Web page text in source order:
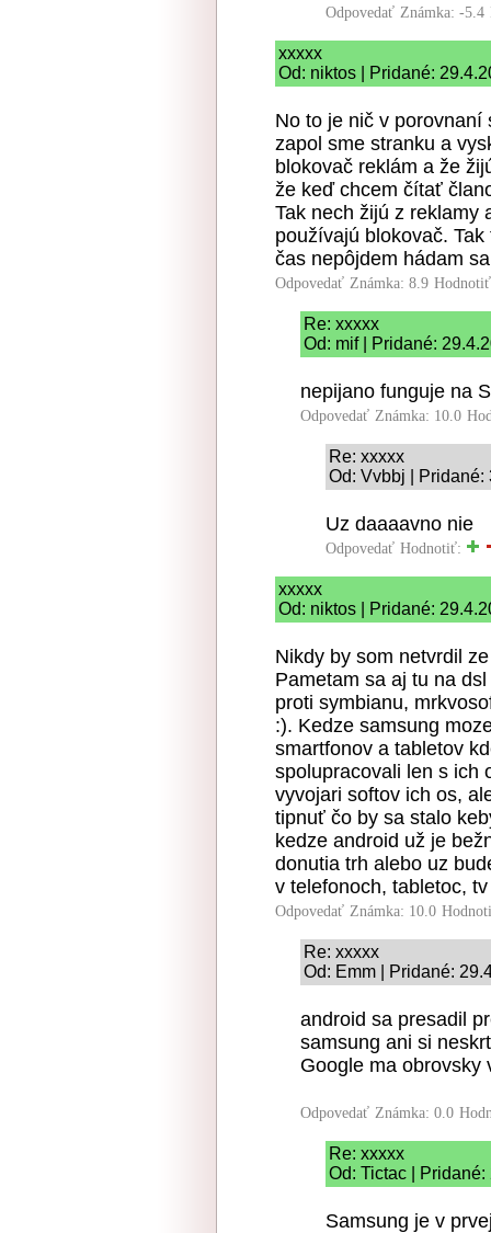
Odpovedať Známka: -5.4
xxxxx
Od: niktos | Pridané:
No to je nič v porovnaní
zapol sme stranku a
blokovač reklám a že
že keď chcem čítať
Tak nech žijú z reklamy
používajú blokovač.
čas nepôjdem hádam
Odpovedať Známka: 8.9
Re: xxxxx
Od: mif | Pridané:
nepijano funguje na
Odpovedať Známka: 10.0
Re: xxxxx
Od: Vvbbj | Pridané:
Uz daaaavno nie
Odpovedať Hodnotiť:
xxxxx
Od: niktos | Pridané:
Nikdy by som netvrdil
Pametam sa aj tu na
proti symbianu,
:). Kedze samsung
smartfonov a tabletov
spolupracovali len s ich
vyvojari softov ich os,
tipnuť čo by sa stalo
kedze android už je
donutia trh alebo uz
v telefonoch, tabletoc,
Odpovedať Známka: 10.0
Re: xxxxx
Od: Emm | Pridané:
android sa presadil
samsung ani si
Google ma obrovsky
Odpovedať Známka: 0.0
Re: xxxxx
Od: Tictac |
Samsung je v